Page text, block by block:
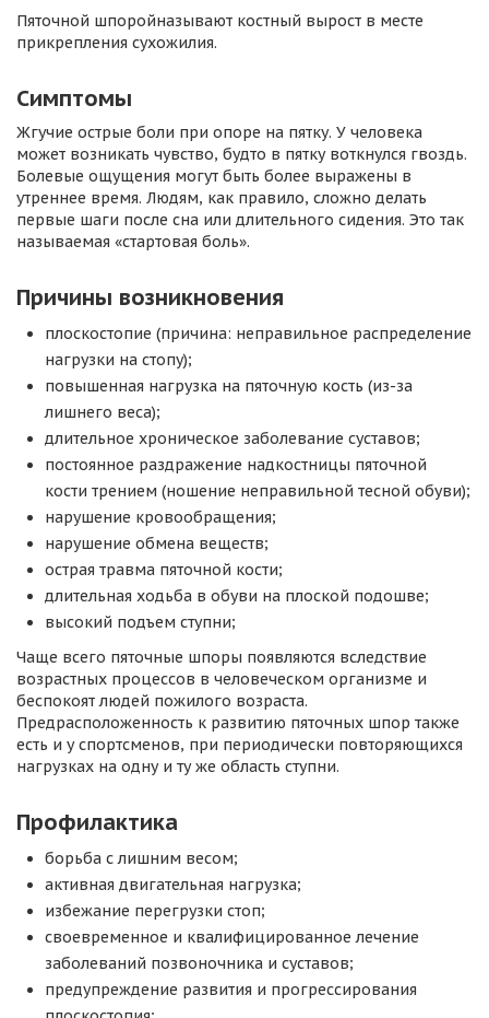
Пяточной шпоройназывают костный вырост в месте
прикрепления сухожилия.
Симптомы
Жгучие острые боли при опоре на пятку. У человека
может возникать чувство, будто в пятку воткнулся гвоздь.
Болевые ощущения могут быть более выражены в
утреннее время. Людям, как правило, сложно делать
первые шаги после сна или длительного сидения. Это так
называемая «стартовая боль».
Причины возникновения
плоскостопие (причина: неправильное распределение
нагрузки на стопу);
повышенная нагрузка на пяточную кость (из-за
лишнего веса);
длительное хроническое заболевание суставов;
постоянное раздражение надкостницы пяточной
кости трением (ношение неправильной тесной обуви);
нарушение кровообращения;
нарушение обмена веществ;
острая травма пяточной кости;
длительная ходьба в обуви на плоской подошве;
высокий подъем ступни;
Чаще всего пяточные шпоры появляются вследствие
возрастных процессов в человеческом организме и
беспокоят людей пожилого возраста.
Предрасположенность к развитию пяточных шпор также
есть и у спортсменов, при периодически повторяющихся
нагрузках на одну и ту же область ступни.
Профилактика
борьба с лишним весом;
активная двигательная нагрузка;
избежание перегрузки стоп;
своевременное и квалифицированное лечение
заболеваний позвоночника и суставов;
предупреждение развития и прогрессирования